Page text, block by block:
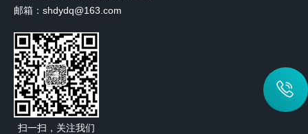
邮箱：shdydq@163.com
扫一扫，关注我们